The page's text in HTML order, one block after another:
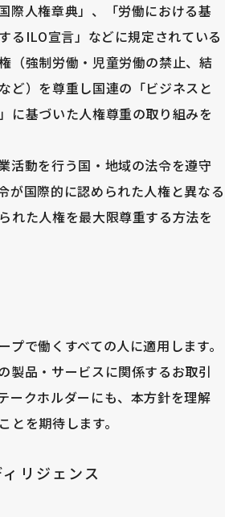
際人権章典」、「労働における基
るILO宣言」などに規定されている
（強制労働・児童労働の禁止、結
ど）を尊重し国連の「ビジネスと
に基づいた人権尊重の取り組みを
活動を行う国・地域の法令を遵守
が国際的に認められた人権と異なる
れた人権を最大限尊重する方法を
プで働くすべての人に適用します。
製品・サービスに関係するお取引
ークホルダーにも、本方針を理解
とを期待します。
リジェンス